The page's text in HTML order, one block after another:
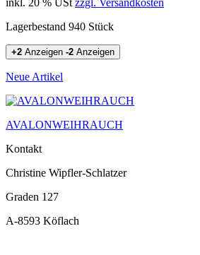
Lagerbestand 940 Stück
+2 Anzeigen -2 Anzeigen
Neue Artikel
AVALONWEIHRAUCH
Kontakt
Christine Wipfler-Schlatzer
Graden 127
A-8593 Köflach